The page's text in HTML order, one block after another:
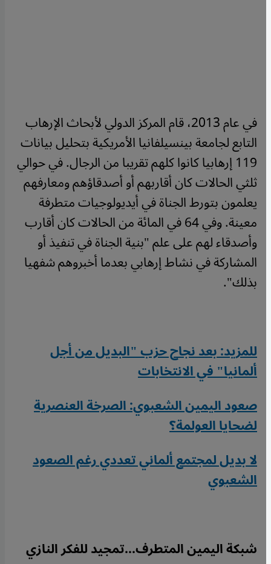
في عام 2013، قام المركز الدولي لأبحاث الإرهاب
التابع لجامعة بينسيلفانيا الأمريكية بتحليل بيانات
119 إرهابيا كانوا كلهم تقريبا من الرجال. في حوالي
ثلثي الحالات كان أقاربهم أو أصدقاؤهم ومعارفهم
يعلمون بتورط الجناة في أيديولوجيات متطرفة
معينة. وفي 64 في المائة من الحالات كان أقارب
وأصدقاء لهم على علم "بنية الجناة في تنفيذ أو
المشاركة في نشاط إرهابي بعدما أخبروهم شفهيا
بذلك".
للمزيد: بعد نجاح حزب "البديل من أجل
ألمانيا" في الانتخابات
صعود اليمين الشعبوي: الصرخة العنصرية
لضحايا العولمة؟
لا بديل لمجتمع ألماني تعددي رغم الصعود
الشعبوي
شبكة اليمين المتطرف...تمجيد للفكر النازي